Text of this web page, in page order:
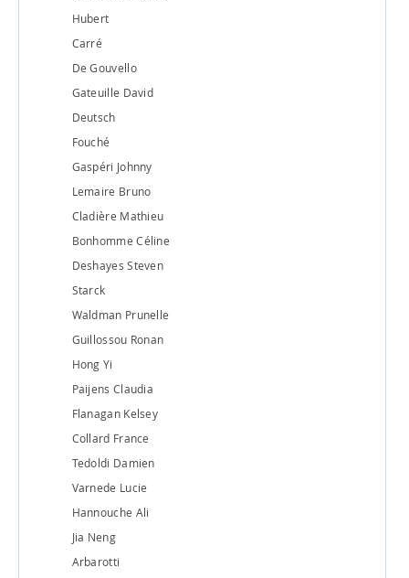
Hubert
Carré
De Gouvello
Gateuille David
Deutsch
Fouché
Gaspéri Johnny
Lemaire Bruno
Cladière Mathieu
Bonhomme Céline
Deshayes Steven
Starck
Waldman Prunelle
Guillossou Ronan
Hong Yi
Paijens Claudia
Flanagan Kelsey
Collard France
Tedoldi Damien
Varnede Lucie
Hannouche Ali
Jia Neng
Arbarotti